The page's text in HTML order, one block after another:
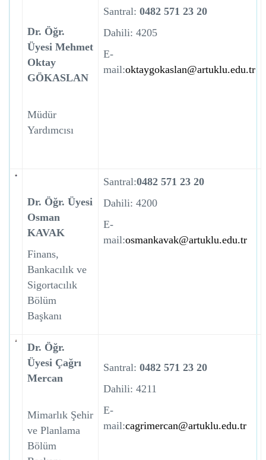
Dr. Öğr.
Üyesi Mehmet
Oktay
GÖKASLAN
Müdür
Yardımcısı
Santral: 0482 571 23 20
Dahili: 4205
E-
mail:oktaygokaslan@artuklu.edu.tr
Dr. Öğr. Üyesi
Osman
KAVAK
Finans,
Bankacılık ve
Sigortacılık
Bölüm
Başkanı
Santral:0482 571 23 20
Dahili: 4200
E-
mail:osmankavak@artuklu.edu.tr
Dr. Öğr.
Üyesi Çağrı
Mercan
Mimarlık Şehir
ve Planlama
Bölüm
Santral: 0482 571 23 20
Dahili: 4211
E-
mail:cagrimercan@artuklu.edu.tr